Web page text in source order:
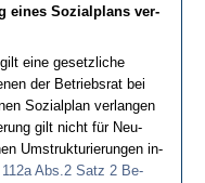
ei­nes So­zi­al­plans ver­
ei­ne ge­setz­li­che
der Be­triebs­rat bei
So­zi­al­plan ver­lan­gen
gilt nicht für Neu­
Um­struk­tu­rie­run­gen in­
Abs.2 Satz 2 Be­